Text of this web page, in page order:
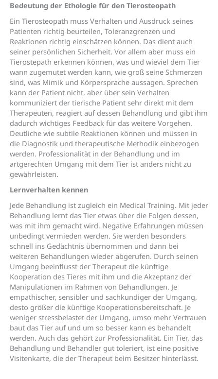
Bedeutung der Ethologie für den Tierosteopath
Ein Tierosteopath muss Verhalten und Ausdruck seines
Patienten richtig beurteilen, Toleranzgrenzen und
Reaktionen richtig einschätzen können. Das dient auch
seiner persönlichen Sicherheit. Vor allem aber muss ein
Tierostepath erkennen können, was und wieviel dem Tier
wann zugemutet werden kann, wie groß seine Schmerzen
sind, was Mimik und Körpersprache aussagen. Sprechen
kann der Patient nicht, aber über sein Verhalten
kommuniziert der tierische Patient sehr direkt mit dem
Therapeuten, reagiert auf dessen Behandlung und gibt ihm
dadurch wichtiges Feedback für das weitere Vorgehen.
Deutliche wie subtile Reaktionen können und müssen in
die Diagnostik und therapeutische Methodik einbezogen
werden. Professionalität in der Behandlung und im
artgerechten Umgang mit dem Tier ist anders nicht zu
gewährleisten.
Lernverhalten kennen
Jede Behandlung ist zugleich ein Medical Training. Mit jeder
Behandlung lernt das Tier etwas über die Folgen dessen,
was mit ihm gemacht wird. Negative Erfahrungen müssen
unbedingt vermieden werden. Sie werden besonders
schnell ins Gedächtnis übernommen und dann bei
weiteren Behandlungen wieder abgerufen. Durch seinen
Umgang beeinflusst der Therapeut die künftige
Kooperation des Tieres mit ihm und die Akzeptanz der
Manipulationen im Rahmen von Behandlungen. Je
empathischer, sensibler und sachkundiger der Umgang,
desto größer die künftige Kooperationsbereitschaft. Je
weniger stressbelastet der Umgang, umso mehr Vertrauen
baut das Tier auf und um so besser kann es behandelt
werden. Auch das gehört zur Professionalität. Ein Tier, das
Behandlung und Behandler gut toleriert, ist eine positive
Visitenkarte, die der Therapeut beim Besitzer hinterlässt.